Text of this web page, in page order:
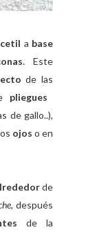
a base
. Este
de las
pliegues
de gallo..),
ojos o en
de
, después
de la